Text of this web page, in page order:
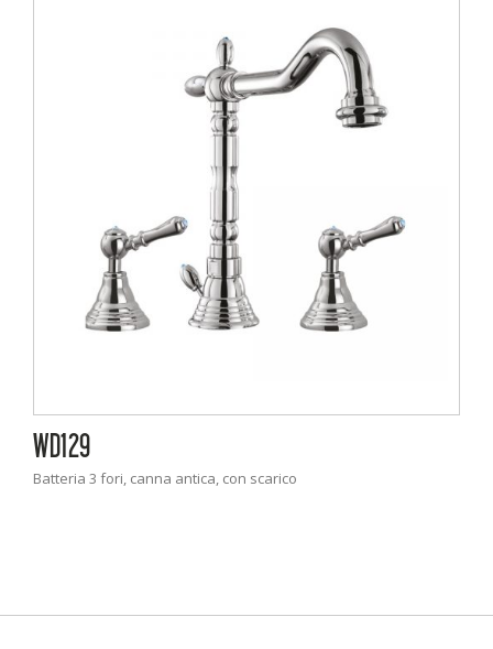
WD129
Batteria 3 fori, canna antica, con scarico